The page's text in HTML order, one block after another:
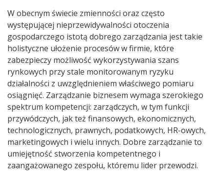
W obecnym świecie zmienności oraz często
występującej nieprzewidywalności otoczenia
gospodarczego istotą dobrego zarządzania jest takie
holistyczne ułożenie procesów w firmie, które
zabezpieczy możliwość wykorzystywania szans
rynkowych przy stale monitorowanym ryzyku
działalności z uwzględnieniem właściwego pomiaru
osiągnięć. Zarządzanie biznesem wymaga szerokiego
spektrum kompetencji: zarządczych, w tym funkcji
przywódczych, jak też finansowych, ekonomicznych,
technologicznych, prawnych, podatkowych, HR-owych,
marketingowych i wielu innych. Dobre zarządzanie to
umiejętność stworzenia kompetentnego i
zaangażowanego zespołu, któremu lider przewodzi.